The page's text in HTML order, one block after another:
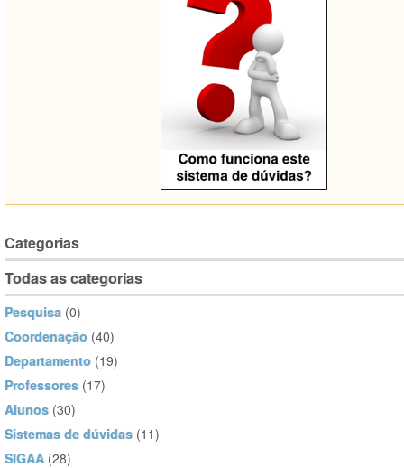
Categorias
Todas as categorias
Pesquisa (0)
Coordenação (40)
Departamento (19)
Professores (17)
Alunos (30)
Sistemas de dúvidas (11)
SIGAA (28)